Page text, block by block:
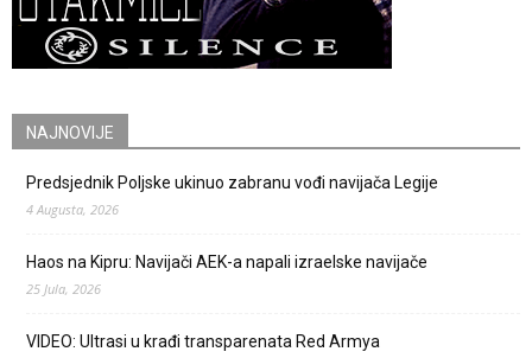
NAJNOVIJE
Predsjednik Poljske ukinuo zabranu vođi navijača Legije
4 Augusta, 2026
Haos na Kipru: Navijači AEK-a napali izraelske navijače
25 Jula, 2026
VIDEO: Ultrasi u krađi transparenata Red Armya